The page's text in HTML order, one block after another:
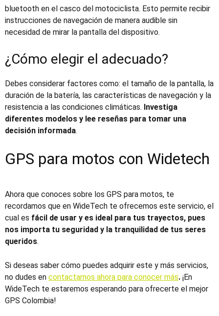
bluetooth en el casco del motociclista. Esto permite recibir
instrucciones de navegación de manera audible sin
necesidad de mirar la pantalla del dispositivo.
¿Cómo elegir el adecuado?
Debes considerar factores como: el tamaño de la pantalla, la
duración de la batería, las características de navegación y la
resistencia a las condiciones climáticas. Investiga
diferentes modelos y lee reseñas para tomar una
decisión informada.
GPS para motos con Widetech
Ahora que conoces sobre los GPS para motos, te
recordamos que en WideTech te ofrecemos este servicio, el
cual es fácil de usar y es ideal para tus trayectos, pues
nos importa tu seguridad y la tranquilidad de tus seres
queridos.
Si deseas saber cómo puedes adquirir este y más servicios,
no dudes en contactarnos ahora para conocer más. ¡En
WideTech te estaremos esperando para ofrecerte el mejor
GPS Colombia!